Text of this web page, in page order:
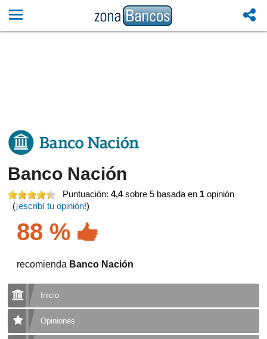
Banco Nación
Puntuación:4,4sobre 5 basada en 1 opinión
(¡escribí tu opinión!)
88 %
recomienda Banco Nación
Inicio
Opiniones